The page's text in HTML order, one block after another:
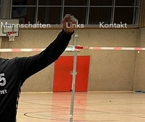
Mannschaften Links Kontakt